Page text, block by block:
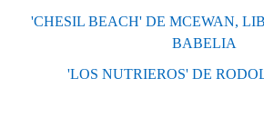
'CHESIL BEACH' DE MCEWAN,
BABELIA
'LOS NUTRIEROS' DE